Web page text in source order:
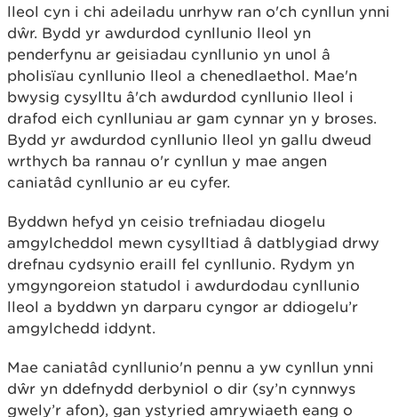
lleol cyn i chi adeiladu unrhyw ran o'ch cynllun ynni
dŵr. Bydd yr awdurdod cynllunio lleol yn
penderfynu ar geisiadau cynllunio yn unol â
pholisïau cynllunio lleol a chenedlaethol. Mae'n
bwysig cysylltu â'ch awdurdod cynllunio lleol i
drafod eich cynlluniau ar gam cynnar yn y broses.
Bydd yr awdurdod cynllunio lleol yn gallu dweud
wrthych ba rannau o'r cynllun y mae angen
caniatâd cynllunio ar eu cyfer.
Byddwn hefyd yn ceisio trefniadau diogelu
amgylcheddol mewn cysylltiad â datblygiad drwy
drefnau cydsynio eraill fel cynllunio. Rydym yn
ymgyngoreion statudol i awdurdodau cynllunio
lleol a byddwn yn darparu cyngor ar ddiogelu’r
amgylchedd iddynt.
Mae caniatâd cynllunio'n pennu a yw cynllun ynni
dŵr yn ddefnydd derbyniol o dir (sy’n cynnwys
gwely’r afon), gan ystyried amrywiaeth eang o